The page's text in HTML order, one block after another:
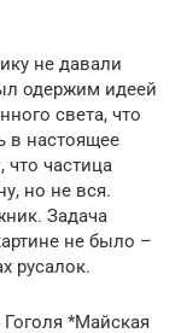
не давали
одержим идеей
света, что
в настоящее
что частица
но не вся.
Задача
не было –
русалок.
*Майская